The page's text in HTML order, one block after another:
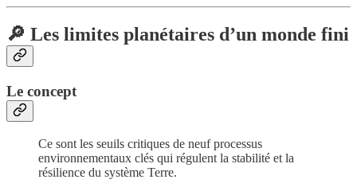
🔎 Les limites planétaires d’un monde fini
Le concept
Ce sont les seuils critiques de neuf processus
environnementaux clés qui régulent la stabilité et la
résilience du système Terre.